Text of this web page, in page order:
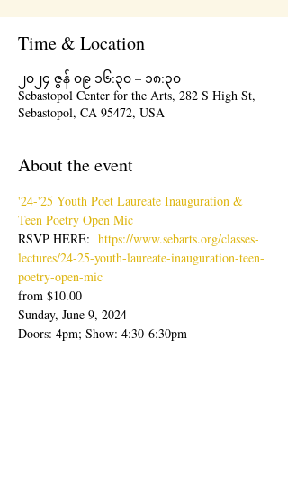
Time & Location
၂၀၂၄ ဇွန် ၀၉ ၁၆:၃၀ – ၁၈:၃၀
Sebastopol Center for the Arts, 282 S High St,
Sebastopol, CA 95472, USA
About the event
'24-'25 Youth Poet Laureate Inauguration &
Teen Poetry Open Mic
RSVP HERE: https://www.sebarts.org/classes-
lectures/24-25-youth-laureate-inauguration-teen-
poetry-open-mic
from $10.00
Sunday, June 9, 2024
Doors: 4pm; Show: 4:30-6:30pm